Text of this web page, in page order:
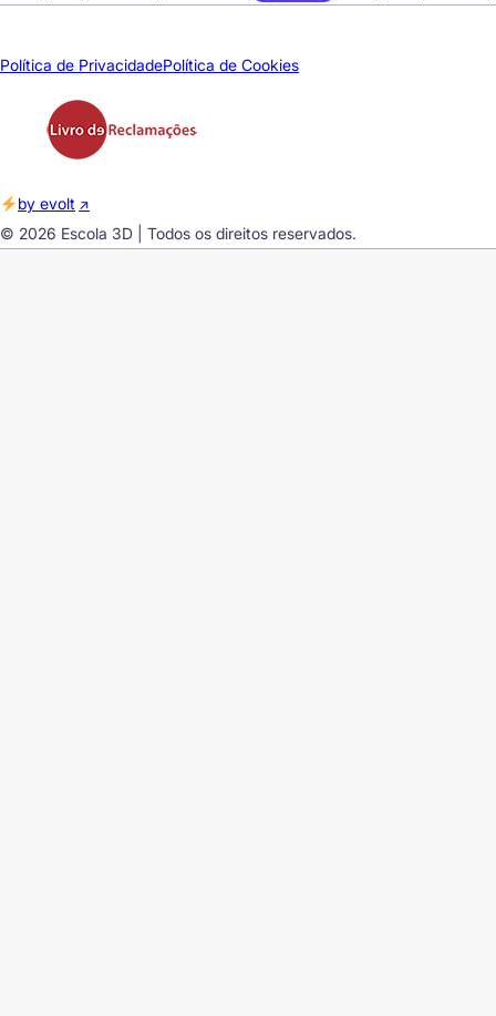
Política de PrivacidadePolítica de Cookies
by evolt
© 2026 Escola 3D | Todos os direitos reservados.